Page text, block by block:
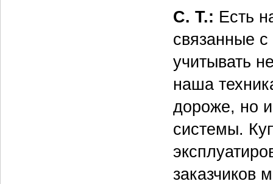
С. Т.: Есть
связанные
учитывать
наша
дороже, но
системы.
заказчиков